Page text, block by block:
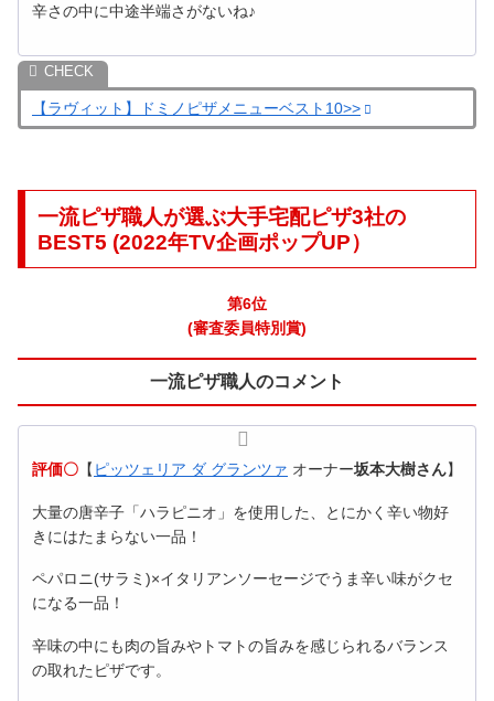
辛さの中に中途半端さがないね♪
【ラヴィット】ドミノピザメニューベスト10>>
一流ピザ職人が選ぶ大手宅配ピザ3社の
BEST5 (2022年TV企画ポップUP）
第6位
(審査委員特別賞)
一流ピザ職人のコメント
評価〇 【 ピッツェリア ダ グランツァ オーナー坂本大樹さん】
大量の唐辛子「ハラピニオ」を使用した、とにかく辛い物好
きにはたまらない一品！
ペパロニ(サラミ)×イタリアンソーセージでうま辛い味がクセ
になる一品！
辛味の中にも肉の旨みやトマトの旨みを感じられるバランス
の取れたピザです。